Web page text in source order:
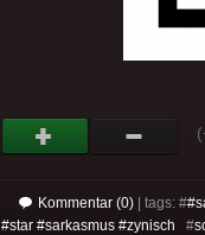
(
Kommentar (0) | tags: #
#star #sarkasmus #zynisch #